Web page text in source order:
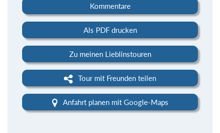
Kommentare
Als PDF drucken
Zu meinen Lieblinstouren
Tour mit Freunden teilen
Anfahrt planen mit Google-Maps